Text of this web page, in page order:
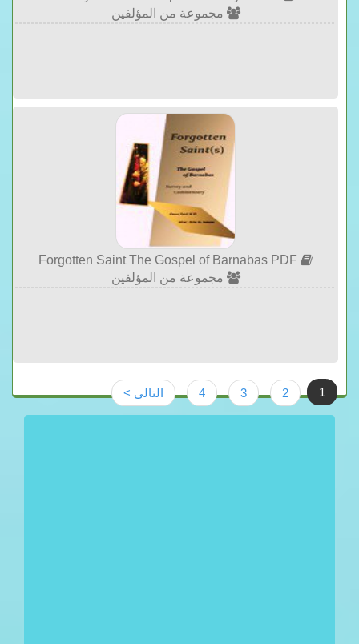
مجموعة من المؤلفين
مجموعة من المؤلفين
1
2
3
4 التالى >